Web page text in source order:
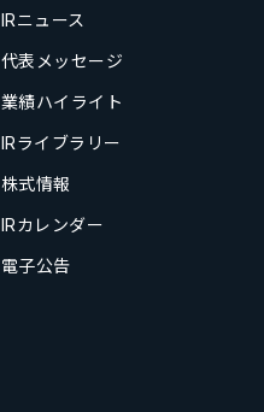
IRニュース
代表メッセージ
業績ハイライト
IRライブラリー
株式情報
IRカレンダー
電子公告